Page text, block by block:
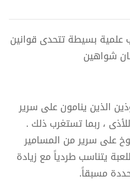
علمية بسيطة تتحدى قوانين
الذین ینامون على سریر
، ربما تستغرب ذلك .
على سریر من المسامیر
یتناسب طردیاً مع زیادة
مسبقاً.